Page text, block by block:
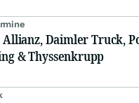
Daimler Truck,
& Thyssenkrupp